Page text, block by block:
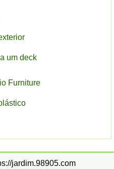
um deck
Furniture
jardim.98905.com